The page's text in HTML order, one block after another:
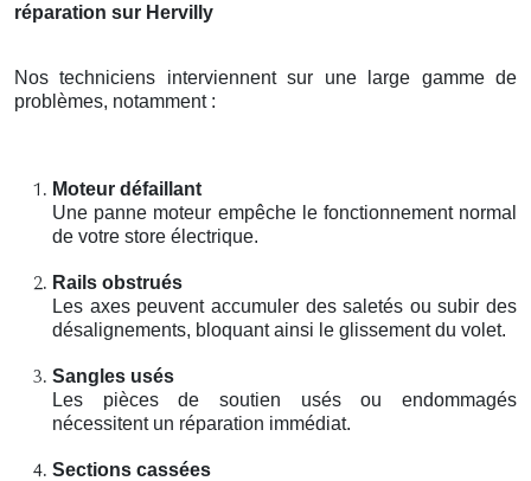
réparation sur Hervilly
Nos techniciens interviennent sur une large gamme de
problèmes, notamment :
Moteur défaillant
Une panne moteur empêche le fonctionnement normal
de votre store électrique.
Rails obstrués
Les axes peuvent accumuler des saletés ou subir des
désalignements, bloquant ainsi le glissement du volet.
Sangles usés
Les pièces de soutien usés ou endommagés
nécessitent un réparation immédiat.
Sections cassées